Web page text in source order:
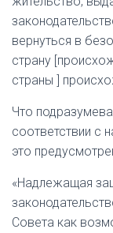
вернуться в
страну
страны ]
Что
соответствии с
это
«Надлежащая
Совета как